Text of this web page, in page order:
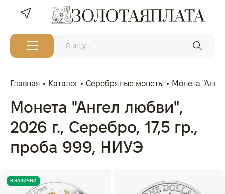
Главная Каталог Серебряные монеты Монета
Монета "Ангел любви",
2026 г., Серебро, 17,5 гр.,
проба 999, НИУЭ
В НАЛИЧИИ